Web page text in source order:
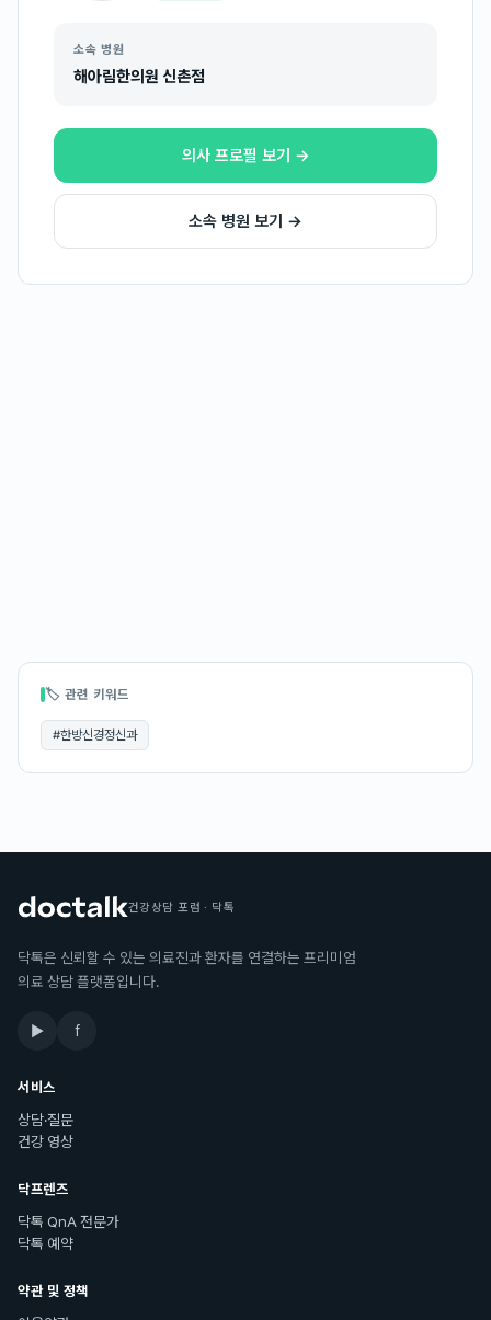
소속 병원
해아림한의원 신촌점
의사 프로필 보기 →
소속 병원 보기 →
🏷 관련 키워드
#한방신경정신과
건강상담 포럼 · 닥톡
닥톡은 신뢰할 수 있는 의료진과 환자를 연결하는 프리미엄
의료 상담 플랫폼입니다.
▶ f
서비스
상담·질문
건강 영상
닥프렌즈
닥톡 QnA 전문가
닥톡 예약
약관 및 정책